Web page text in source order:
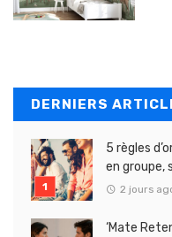
DERNIERS
5 règles
en groupe,
2 jours
‘Mate